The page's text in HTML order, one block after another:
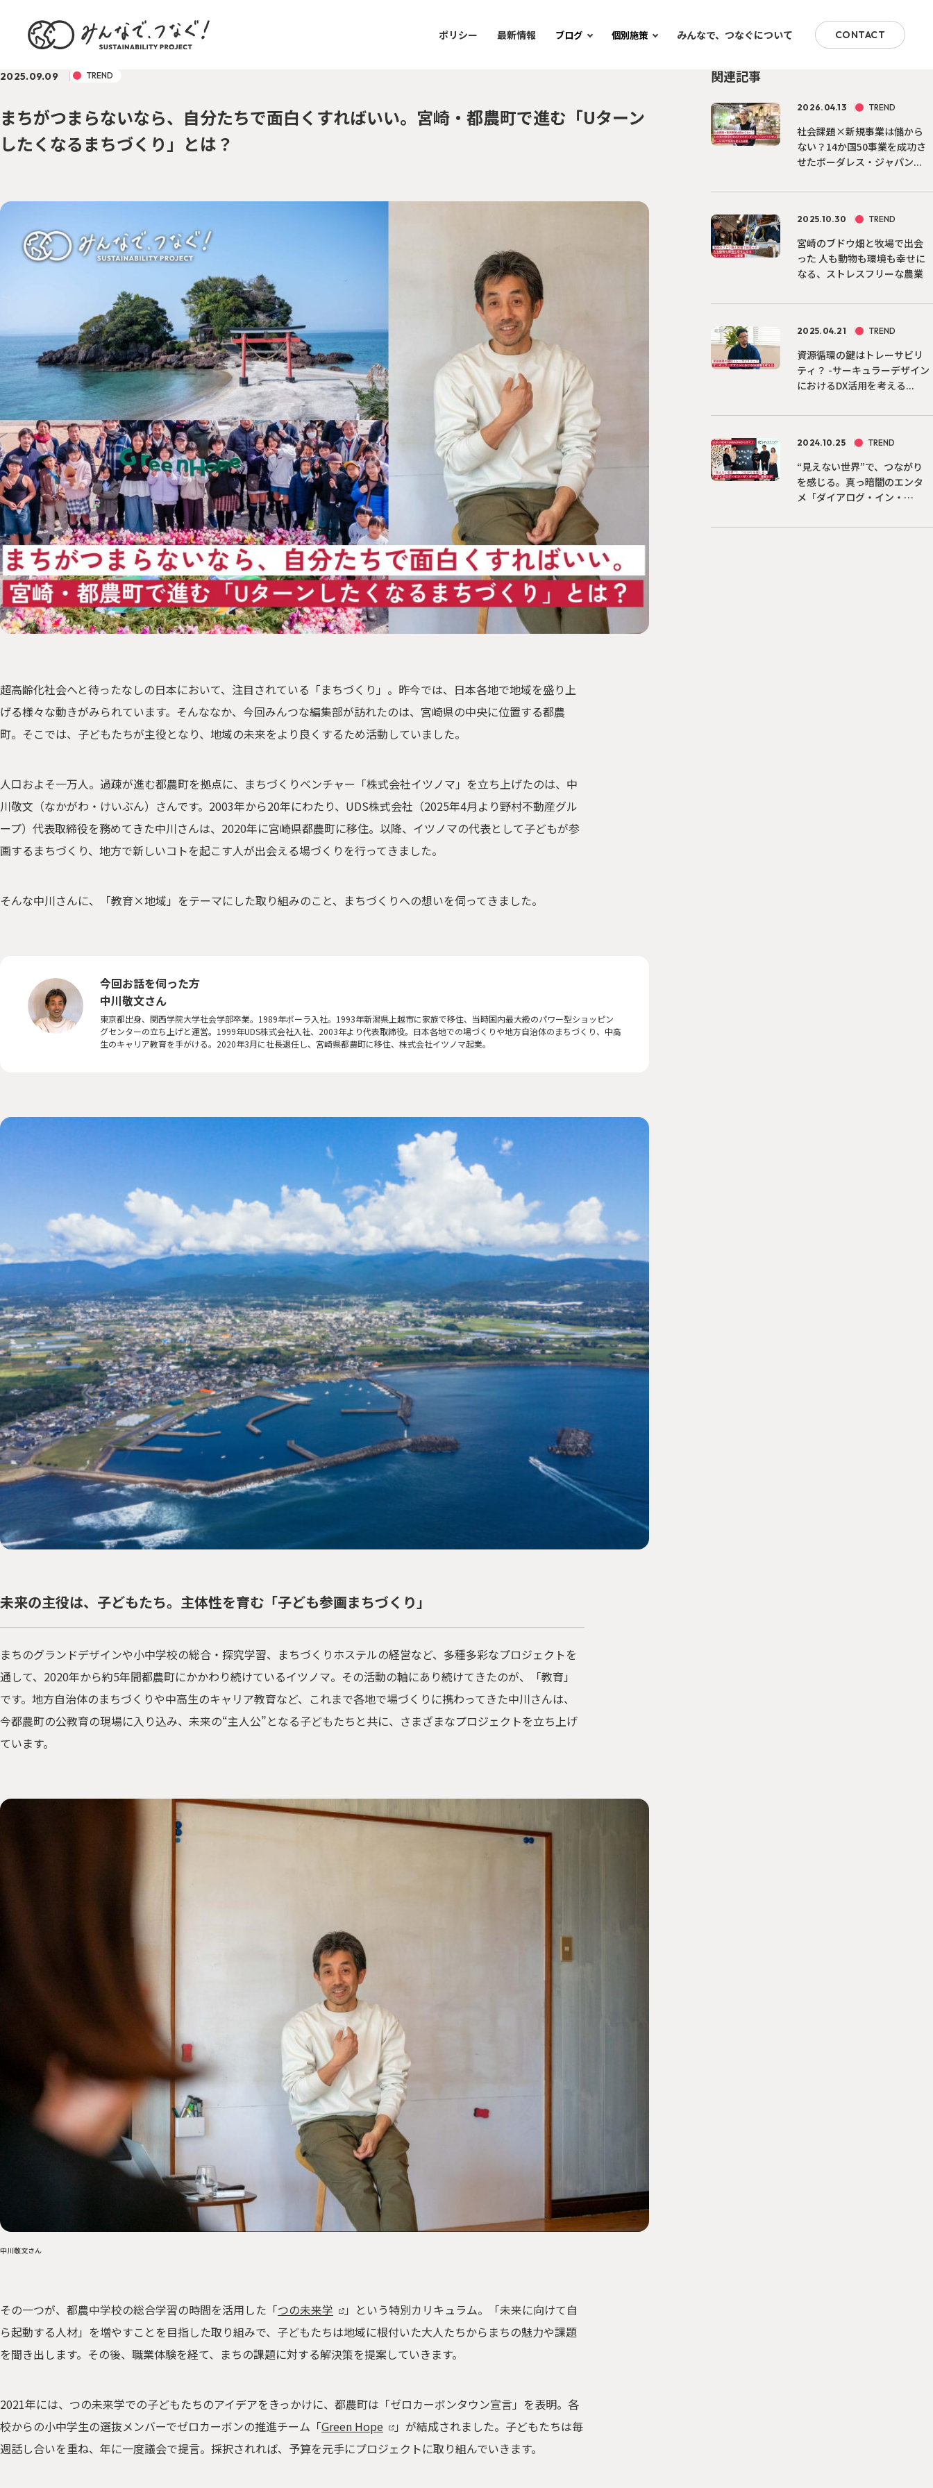
ポリシー 最新情報 ブログ 個別施策 みんなで、つなぐについて CONTACT
2025.09.09 TREND
まちがつまらないなら、自分たちで面白くすればいい。宮崎・都農町で進む「Uターン
したくなるまちづくり」とは？
超高齢化社会へと待ったなしの日本において、注目されている「まちづくり」。昨今では、日本各地で地域を盛り上
げる様々な動きがみられています。そんななか、今回みんつな編集部が訪れたのは、宮崎県の中央に位置する都農
町。そこでは、子どもたちが主役となり、地域の未来をより良くするため活動していました。
人口およそ一万人。過疎が進む都農町を拠点に、まちづくりベンチャー「株式会社イツノマ」を立ち上げたのは、中
川敬文（なかがわ・けいぶん）さんです。2003年から20年にわたり、UDS株式会社（2025年4月より野村不動産グル
ープ）代表取締役を務めてきた中川さんは、2020年に宮崎県都農町に移住。以降、イツノマの代表として子どもが参
画するまちづくり、地⽅で新しいコトを起こす⼈が出会える場づくりを行ってきました。
そんな中川さんに、「教育×地域」をテーマにした取り組みのこと、まちづくりへの想いを伺ってきました。
今回お話を伺った方
中川敬文さん
東京都出身、関西学院大学社会学部卒業。1989年ポーラ入社。1993年新潟県上越市に家族で移住、当時国内最大級のパワー型ショッピン
グセンターの立ち上げと運営。1999年UDS株式会社入社、2003年より代表取締役。日本各地での場づくりや地方自治体のまちづくり、中高
生のキャリア教育を手がける。2020年3月に社長退任し、宮崎県都農町に移住、株式会社イツノマ起業。
未来の主役は、子どもたち。主体性を育む「子ども参画まちづくり」
まちのグランドデザインや⼩中学校の総合・探究学習、まちづくりホステルの経営など、多種多彩なプロジェクトを
通して、2020年から約5年間都農町にかかわり続けているイツノマ。その活動の軸にあり続けてきたのが、「教育」
です。地方自治体のまちづくりや中高生のキャリア教育など、これまで各地で場づくりに携わってきた中川さんは、
今都農町の公教育の現場に入り込み、未来の“主人公”となる子どもたちと共に、さまざまなプロジェクトを立ち上げ
ています。
中川敬文さん
その一つが、都農中学校の総合学習の時間を活用した「つの未来学
」という特別カリキュラム。「未来に向けて⾃
ら起動する⼈材」を増やすことを目指した取り組みで、子どもたちは地域に根付いた大人たちからまちの魅⼒や課題
を聞き出します。その後、職業体験を経て、まちの課題に対する解決策を提案していきます。
2021年には、つの未来学での子どもたちのアイデアをきっかけに、都農町は「ゼロカーボンタウン宣言」を表明。各
校からの小中学生の選抜メンバーでゼロカーボンの推進チーム「Green Hope
」が結成されました。子どもたちは毎
週話し合いを重ね、年に一度議会で提言。採択されれば、予算を元手にプロジェクトに取り組んでいきます。
関連記事
2026.04.13 TREND
社会課題×新規事業は儲から
ない？14か国50事業を成功さ
せたボーダレス・ジャパン...
2025.10.30 TREND
宮崎のブドウ畑と牧場で出会
った 人も動物も環境も幸せに
なる、ストレスフリーな農業
2025.04.21 TREND
資源循環の鍵はトレーサビリ
ティ？ -サーキュラーデザイン
におけるDX活用を考える...
2024.10.25 TREND
“見えない世界”で、つながり
を感じる。真っ暗闇のエンタ
メ「ダイアログ・イン・